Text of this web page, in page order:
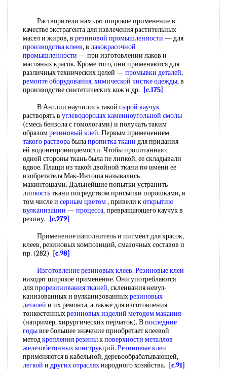
Растворители находят широкое применение в
качестве экстрагента для извлечения растительных
масел и жиров, в резиновой промышленности — для
производства клеев, в лакокрасочной
промышленности — при изготовлении лаков и
масляных красок. Кроме того, они применяются для
различных технических целей —промывки деталей,
ремонте оборудования,химической чистке одежды, в
производстве синтетических кож и др.
[c.175]
В Англии научились такой сырой каучук
растворять в углеводородах каменноугольной смолы
(смесь бензола с гомологами) и получать таким
образомрезиновый клей. Первым применением
такого растворабылапропитка ткани для придания
ей водонепроницаемости. Чтобы пропитанная с
одной стороны ткань была пе липкой, ее складывали
вдвое. Плащи из такой двойной ткани по имени ее
изобретателя Мак-Интоша назывались
макинтошами. Дальнейшие попытки устранить
липкостьткани посредством присыпки порошками, в
том числе и серным цветом, привели коткрытию
вулканизации —процесса, превращающего каучук в
резину.
[c.279]
Применение паполнитель и пигмент для красок,
клеев, резиновых композиций, смазочных составов и
пр. (282)
[c.98]
Изготовление резиновых клеев. Резиновые клеи
находят широкое применение. Они употребляются
дляпрорезинивания тканей, склеивания невул-
канизованных и вулканизованныхрезиновых
деталей и их ремонта, а также для изготовления
тонкостенныхрезиновых изделий методом макания
(например, хирургических перчаток). Впоследние
годывсе большее значение приобретает клеевой
методкрепления резиныкповерхности металлов
железобетонных конструкций. Резиновые клеи
применяются в кабельной, деревообрабатывающей,
легкой и других отрасляхнародного хозяйства.
[c.91]